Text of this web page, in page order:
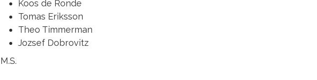
Koos de Ronde
Tomas Eriksson
Theo Timmerman
Jozsef Dobrovitz
M.S.